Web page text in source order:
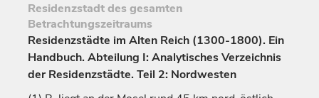
Residenzstadtdes gesamten
Betrachtungszeitraums
Residenzstädte im Alten Reich (1300-1800). Ein
Handbuch. Abteilung I: Analytisches Verzeichnis
der Residenzstädte. Teil 2: Nordwesten